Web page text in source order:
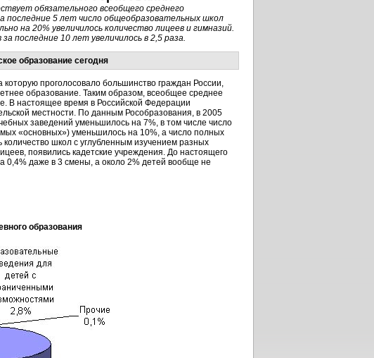
обязательного всеобщего среднего
последние 5 лет число общеобразовательных школ
на 20% увеличилось количество лицеев и гимназий.
последние 10 лет увеличилось в 2,5 раза.
образование сегодня
которую проголосовало большинство граждан России,
образование. Таким образом, всеобщее среднее
В настоящее время в Российской Федерации
местности. По данным Рособразования, в 2005
заведений уменьшилось на 7%, в том числе число
«основных») уменьшилось на 10%, а число полных
школ с углубленным изучением разных
появились кадетские учреждения. До настоящего
0,4% даже в 3 смены, а около 2% детей вообще не
образования